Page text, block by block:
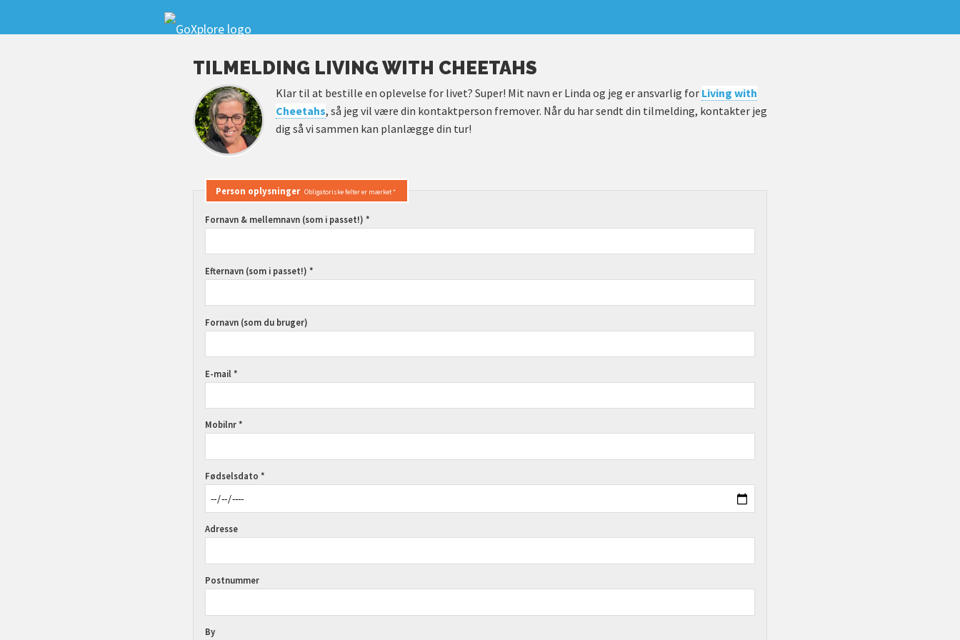
TILMELDING LIVING WITH CHEETAHS
Klar til at bestille en oplevelse for livet? Super! Mit navn er Linda og jeg er ansvarlig for Living with
Cheetahs, så jeg vil være din kontaktperson fremover. Når du har sendt din tilmelding, kontakter jeg
dig så vi sammen kan planlægge din tur!
Person oplysninger Obligatoriske felter er mærket *
Fornavn & mellemnavn (som i passet!) *
Efternavn (som i passet!) *
Fornavn (som du bruger)
E-mail *
Mobilnr *
Fødselsdato *
Adresse
Postnummer
By